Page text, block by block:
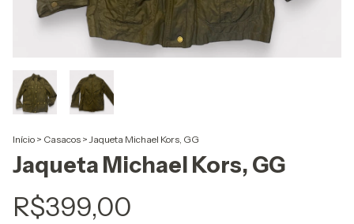
Início > Casacos > Jaqueta Michael Kors, GG
Jaqueta Michael Kors, GG
R$399,00